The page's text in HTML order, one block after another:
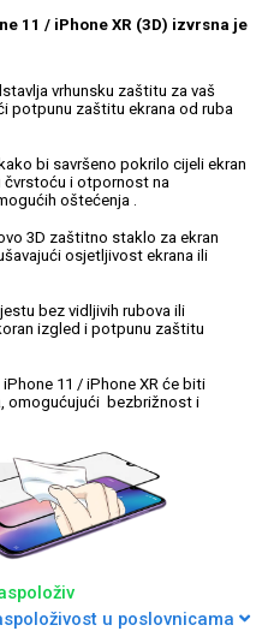
11 / iPhone XR (3D) izvrsna je
vrhunsku zaštitu za vaš
potpunu zaštitu ekrana od ruba
bi savršeno pokrilo cijeli ekran
čvrstoću i otpornost na
oštećenja .
3D zaštitno staklo za ekran
osjetljivost ekrana ili
bez vidljivih rubova ili
izgled i potpunu zaštitu
11 / iPhone XR će biti
omogućujući bezbrižnost i
u poslovnicama
Takeoff
Valentinovo